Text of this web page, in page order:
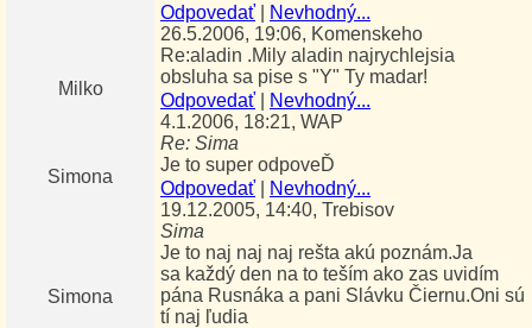
Odpovedať
Nevhodný...
26.5.2006, 19:06, Komenskeho
Milko
Re:aladin .Mily aladin najrychlejsia
obsluha sa pise s "Y" Ty madar!
Odpovedať
Nevhodný...
4.1.2006, 18:21, WAP
Simona
Re: Sima
Je to super odpoveĎ
Odpovedať
Nevhodný...
19.12.2005, 14:40, Trebisov
Simona
Sima
Je to naj naj naj rešta akú poznám.Ja
sa každý den na to teším ako zas uvidím
pána Rusnáka a pani Slávku Čiernu.Oni sú
tí naj ľudia